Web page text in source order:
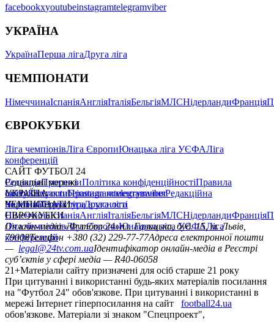
facebookxyoutubeinstagramtelegramviber
УКРАЇНА
УкраїнаПерша лігаДруга ліга
ЧЕМПІОНАТИ
НімеччинаІспаніяАнгліяІталіяБельгіяМЛСНідерландиФранція
ЄВРОКУБКИ
Ліга чемпіонівЛіга ЄвропиЮнацька ліга УЄФАЛіга
конференцій
САЙТ ФУТБОЛ 24
РедакціяПрогнозиПолітика конфіденційностіПравила
сайтуКонтактиПравила коментуванняРедакційна
політикаСтруктура власності
Соціальні мережі
facebookxyoutubeinstagramtelegramviber
УКРАЇНА
УкраїнаПерша лігаДруга ліга
ЧЕМПІОНАТИ
НімеччинаІспаніяАнгліяІталіяБельгіяМЛСНідерландиФранція
ЄВРОКУБКИ
Ліга чемпіонівЛіга ЄвропиЮнацька ліга УЄФАЛіга
конференцій
Онлайн-медіа «Футбол 24»пл. Галицька, буд. 15, м. Львів,
79008Телефон +380 (32) 229-77-77Адреса електронної пошти
— legal@24tv.com.uaІдентифікатор онлайн-медіа в Реєстрі
суб’єктів у сфері медіа — R40-06058
21+Матеріали сайту призначені для осіб старше 21 року
При цитуванні і використанні будь-яких матеріалів посилання
на "Футбол 24" обов'язкове. При цитуванні і використанні в
мережі Інтернет гіперпосилання на сайт
football24.ua
обов'язкове. Матеріали зі знаком "Спецпроект",